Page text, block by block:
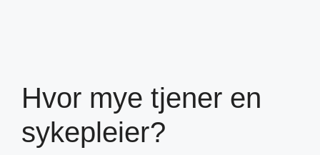
Hvor mye tjener en
sykepleier?